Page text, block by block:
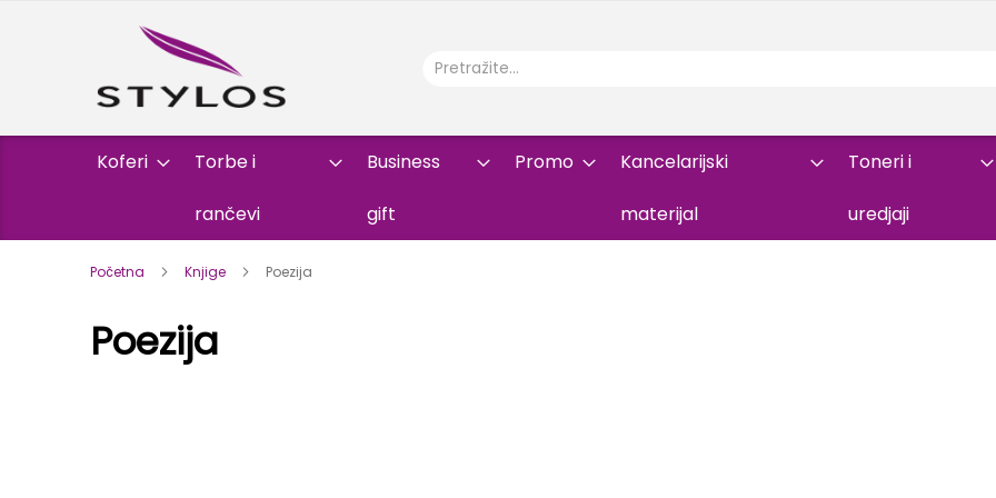
Koferi Torbe i
rančevi
Business
gift
Promo Kancelarijski
materijal
Toneri i
uredjaji
Početna Knjige Poezija
Poezija